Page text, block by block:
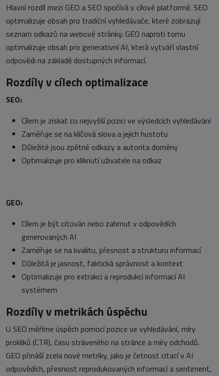
Hlavní rozdíl mezi GEO a SEO spočívá v cílové platformě. SEO
optimalizuje obsah pro tradiční vyhledávače, které zobrazují
seznam odkazů na webové stránky. GEO naproti tomu
optimalizuje obsah pro generativní AI, která vytváří vlastní
odpovědi na základě dostupných informací.
Rozdíly v cílech optimalizace
SEO:
Cílem je získat co nejvyšší pozici ve výsledcích vyhledávání
Zaměřuje se na klíčová slova a jejich hustotu
Důležité jsou zpětné odkazy a autorita domény
Optimalizuje pro kliknutí uživatele na odkaz
GEO:
Cílem je být citován nebo zahrnut v odpovědích
generovaných AI
Zaměřuje se na kvalitu, přesnost a strukturu informací
Důležitá je jasnost, faktická správnost a kontext
Optimalizuje pro extrakci a reprodukci informací AI
systémem
Rozdíly v metrikách úspěchu
U SEO měříme úspěch pomocí pozice ve vyhledávání, míry
prokliků (CTR), času stráveného na stránce a míry odchodů.
GEO přináší zcela nové metriky, jako je četnost citací v AI
odpovědích, přesnost reprodukovaných informací a sentiment,